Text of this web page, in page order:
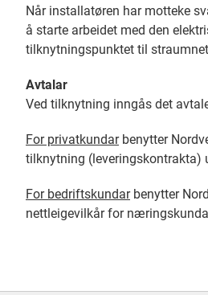
Når installatøren har motteke
å starte arbeidet med den
tilknytningspunktet til
Avtalar
Ved tilknytning inngås det
For privatkundarbenytter
tilknytning (leveringskontrakta)
For bedriftskundarbenytter
nettleigevilkår for